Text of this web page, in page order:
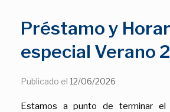
Préstamo y
especial Verano
Publicado el 12/06/2026
Estamos a punto de terminar el